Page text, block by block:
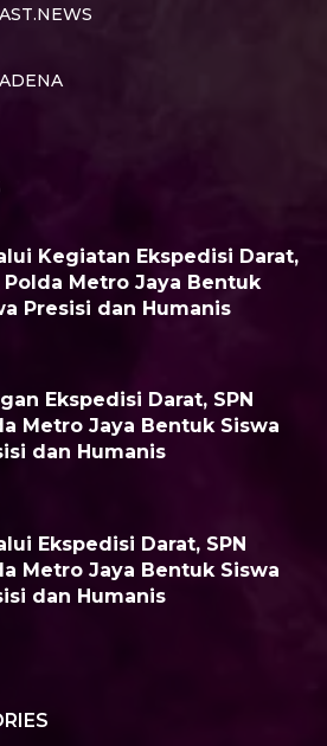
Kegiatan Ekspedisi Darat,
Polda Metro Jaya Bentuk
Presisi dan Humanis
Ekspedisi Darat, SPN
Metro Jaya Bentuk Siswa
dan Humanis
Ekspedisi Darat, SPN
Metro Jaya Bentuk Siswa
dan Humanis